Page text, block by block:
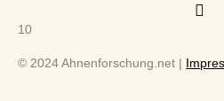
10
© 2024 Ahnenforschung.net |